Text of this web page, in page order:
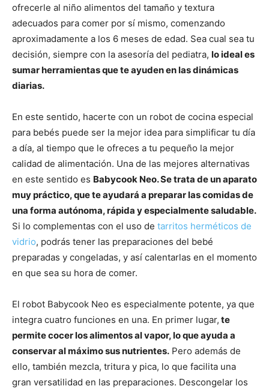
ofrecerle al niño alimentos del tamaño y textura
adecuados para comer por sí mismo, comenzando
aproximadamente a los 6 meses de edad. Sea cual sea tu
decisión, siempre con la asesoría del pediatra, lo ideal es
sumar herramientas que te ayuden en las dinámicas
diarias.
En este sentido, hacerte con un robot de cocina especial
para bebés puede ser la mejor idea para simplificar tu día
a día, al tiempo que le ofreces a tu pequeño la mejor
calidad de alimentación. Una de las mejores alternativas
en este sentido es Babycook Neo. Se trata de un aparato
muy práctico, que te ayudará a preparar las comidas de
una forma autónoma, rápida y especialmente saludable.
Si lo complementas con el uso de tarritos herméticos de
vidrio, podrás tener las preparaciones del bebé
preparadas y congeladas, y así calentarlas en el momento
en que sea su hora de comer.
El robot Babycook Neo es especialmente potente, ya que
integra cuatro funciones en una. En primer lugar, te
permite cocer los alimentos al vapor, lo que ayuda a
conservar al máximo sus nutrientes. Pero además de
ello, también mezcla, tritura y pica, lo que facilita una
gran versatilidad en las preparaciones. Descongelar los